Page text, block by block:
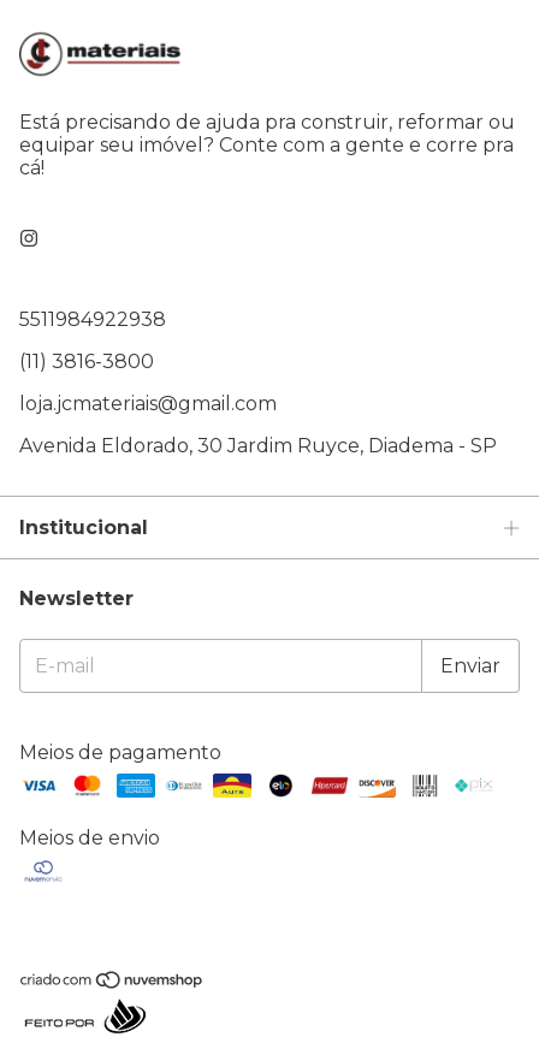
Está precisando de ajuda pra construir, reformar ou
equipar seu imóvel? Conte com a gente e corre pra
cá!
5511984922938
(11) 3816-3800
loja.jcmateriais@gmail.com
Avenida Eldorado, 30 Jardim Ruyce, Diadema - SP
Institucional
Newsletter
Meios de pagamento
Meios de envio